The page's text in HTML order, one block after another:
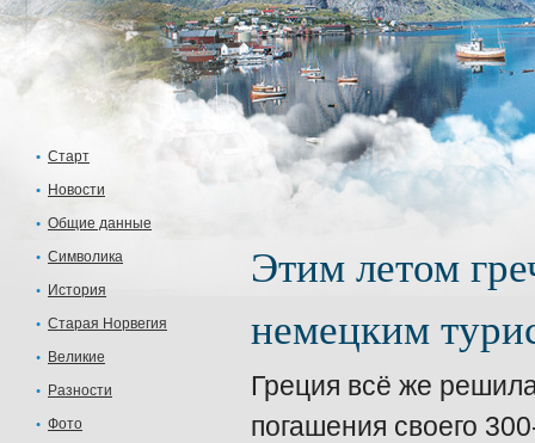
Старт
Новости
Общие данные
Символика
История
Старая Норвегия
Великие
Разности
Фото
Этим летом
немецким
Греция всё же
погашения своего